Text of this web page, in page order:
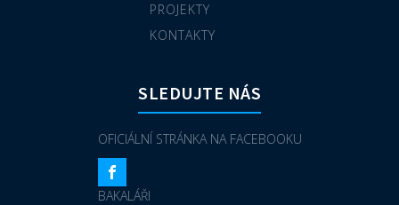
PROJEKTY
KONTAKTY
SLEDUJTE NÁS
OFICIÁLNÍ STRÁNKA NA FACEBOOKU
BAKALÁŘI